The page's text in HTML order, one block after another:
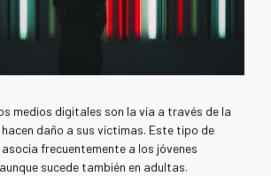
medios digitales son la vía a través de la
daño a sus víctimas. Este tipo de
frecuentemente a los jóvenes
sucede también en adultas.